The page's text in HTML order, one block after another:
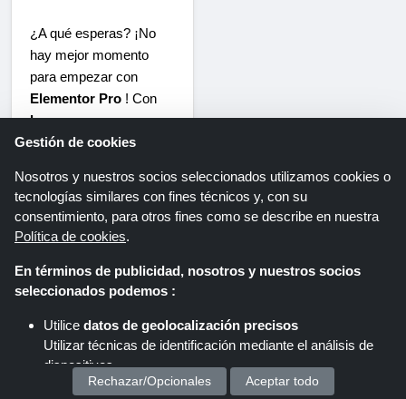
¿A qué esperas? ¡No
hay mejor momento
para empezar con
Elementor Pro ! Con
los cupones
exclusivos de
puedes conseguir
ahorros increíbles
mientras disfrutas de
premium que ofrece
Elementor. Ya seas una
pequeña empresa
, un
freelancer o una
agencia web,
Elementor Pro tiene
Gestión de cookies
Nosotros y nuestros socios seleccionados utilizamos cookies o
tecnologías similares con fines técnicos y, con su
consentimiento, para otros fines como se describe en nuestra
Política de cookies.
En términos de publicidad, nosotros y nuestros socios
seleccionados podemos :
Utilice datos de geolocalización precisos
Utilizar técnicas de identificación mediante el análisis de
dispositivos.
Almacenar y/o acceder a información en un dispositivo
Rechazar/Opcionales Aceptar todo